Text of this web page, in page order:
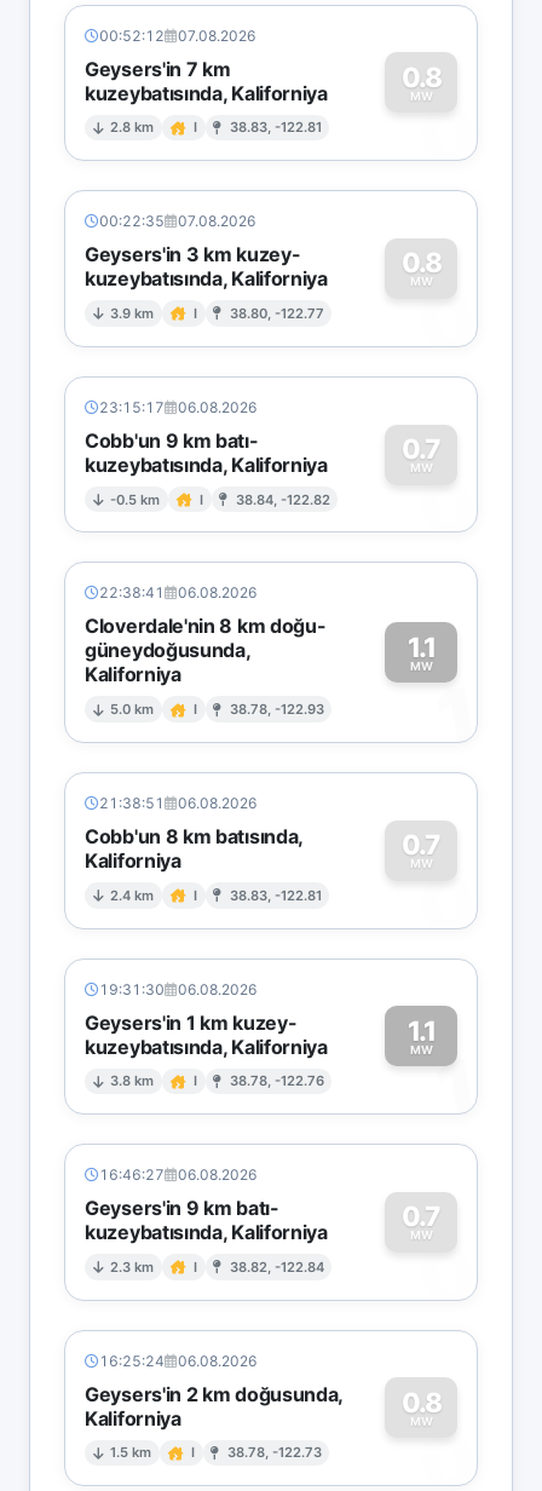
00:52:12 07.08.2026
Geysers'in 7 km
kuzeybatısında, Kaliforniya
2.8 km I 38.83, -122.81
0.8
MW
0
00:22:35 07.08.2026
Geysers'in 3 km kuzey-
kuzeybatısında, Kaliforniya
3.9 km I 38.80, -122.77
0.8
MW
0
23:15:17 06.08.2026
Cobb'un 9 km batı-
kuzeybatısında, Kaliforniya
-0.5 km I 38.84, -122.82
0.7
MW
0
22:38:41 06.08.2026
Cloverdale'nin 8 km doğu-
güneydoğusunda,
Kaliforniya
5.0 km I 38.78, -122.93
1.1
MW
1
21:38:51 06.08.2026
Cobb'un 8 km batısında,
Kaliforniya
2.4 km I 38.83, -122.81
0.7
MW
0
19:31:30 06.08.2026
Geysers'in 1 km kuzey-
kuzeybatısında, Kaliforniya
3.8 km I 38.78, -122.76
1.1
MW1
16:46:27 06.08.2026
Geysers'in 9 km batı-
kuzeybatısında, Kaliforniya
2.3 km I 38.82, -122.84
0.7
MW
0
16:25:24 06.08.2026
Geysers'in 2 km doğusunda,
Kaliforniya
1.5 km I 38.78, -122.73
0.8
MW
0